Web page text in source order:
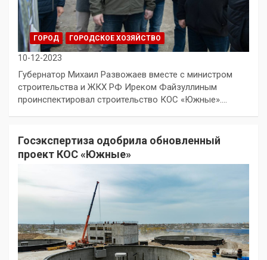
ГОРОД ГОРОДСКОЕ ХОЗЯЙСТВО
10-12-2023
Губернатор Михаил Развожаев вместе с министром
строительства и ЖКХ РФ Иреком Файзуллиным
проинспектировал строительство КОС «Южные».…
Госэкспертиза одобрила обновленный
проект КОС «Южные»